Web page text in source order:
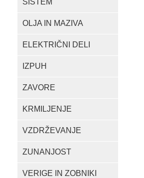
SISTEM
OLJA IN MAZIVA
ELEKTRIČNI DELI
IZPUH
ZAVORE
KRMILJENJE
VZDRŽEVANJE
ZUNANJOST
VERIGE IN ZOBNIKI